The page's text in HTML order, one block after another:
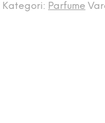
Kategori: Parfume